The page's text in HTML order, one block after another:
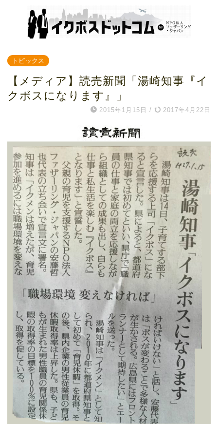
トピックス
【メディア】読売新聞「湯崎知事『イ
クボスになります』」
2015年1月15日 / 2017年4月22日